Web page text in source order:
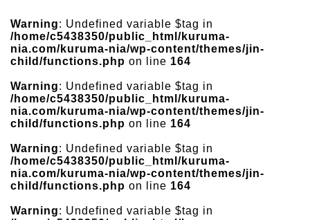
Warning: Undefined variable $tag in
/home/c5438350/public_html/kuruma-
nia.com/kuruma-nia/wp-content/themes/jin-
child/functions.php on line 164
Warning: Undefined variable $tag in
/home/c5438350/public_html/kuruma-
nia.com/kuruma-nia/wp-content/themes/jin-
child/functions.php on line 164
Warning: Undefined variable $tag in
/home/c5438350/public_html/kuruma-
nia.com/kuruma-nia/wp-content/themes/jin-
child/functions.php on line 164
Warning: Undefined variable $tag in